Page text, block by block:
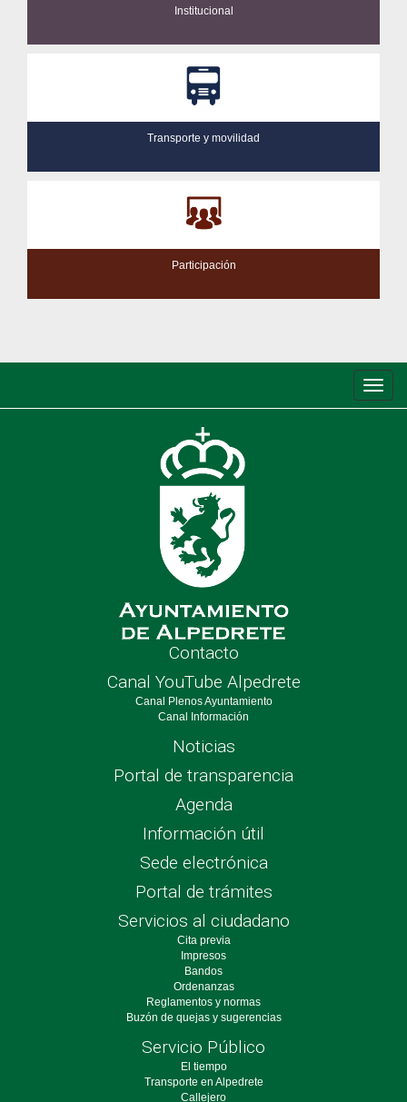
Institucional
Transporte y movilidad
Participación
de
Contacto
Canal YouTube Alpedrete
Canal Plenos Ayuntamiento
Canal Información
Noticias
Portal de transparencia
Agenda
Información útil
Sede electrónica
Portal de trámites
Servicios al ciudadano
Cita previa
Impresos
Bandos
Ordenanzas
Reglamentos y normas
Buzón de quejas y sugerencias
Servicio Público
El tiempo
Transporte en Alpedrete
Callejero